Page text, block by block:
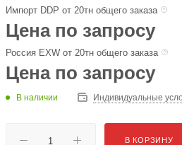
Импорт DDP от 20тн общего заказа
Цена по запросу
Россия EXW от 20тн общего заказа
Цена по запросу
В наличии Индивидуальные
В КОРЗИНУ